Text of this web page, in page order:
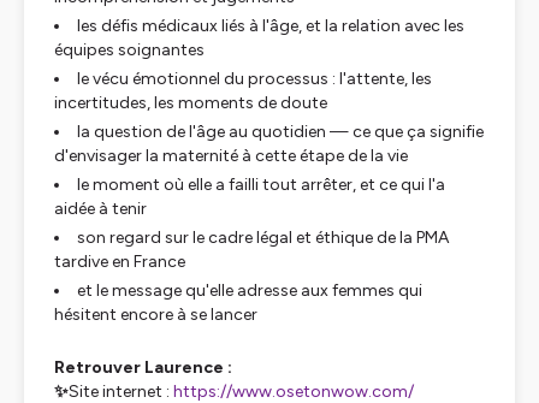
les défis médicaux liés à l'âge, et la relation avec les
équipes soignantes
le vécu émotionnel du processus : l'attente, les
incertitudes, les moments de doute
la question de l'âge au quotidien — ce que ça signifie
d'envisager la maternité à cette étape de la vie
le moment où elle a failli tout arrêter, et ce qui l'a
aidée à tenir
son regard sur le cadre légal et éthique de la PMA
tardive en France
et le message qu'elle adresse aux femmes qui
hésitent encore à se lancer
Retrouver Laurence :
✨Site internet : https://www.osetonwow.com/